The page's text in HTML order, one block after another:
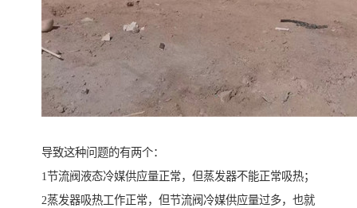
导致这种问题的有两个：
1节流阀液态冷媒供应量正常，但蒸发器不能正常吸热；
2蒸发器吸热工作正常，但节流阀冷媒供应量过多，也就